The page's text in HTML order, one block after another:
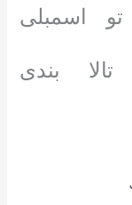
اسمبلی
بندی